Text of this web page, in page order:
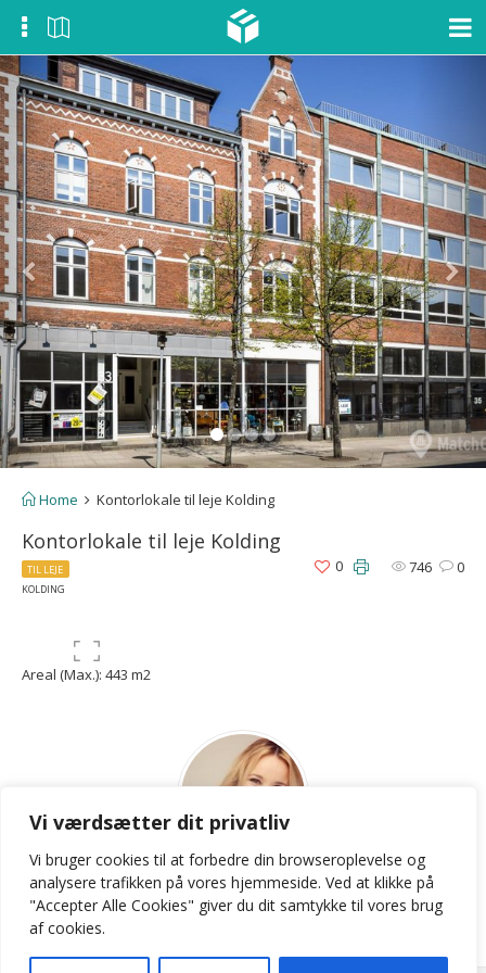
Vi værdsætter dit privatliv
Vi bruger cookies til at forbedre din browseroplevelse og
analysere trafikken på vores hjemmeside. Ved at klikke på
"Accepter Alle Cookies" giver du dit samtykke til vores brug
af cookies.
Home Kontorlokale til leje Kolding
Kontorlokale til leje Kolding
TIL LEJE
KOLDING
746 0
0
Areal (Max.): 443 m2
LKB
Contact Agent